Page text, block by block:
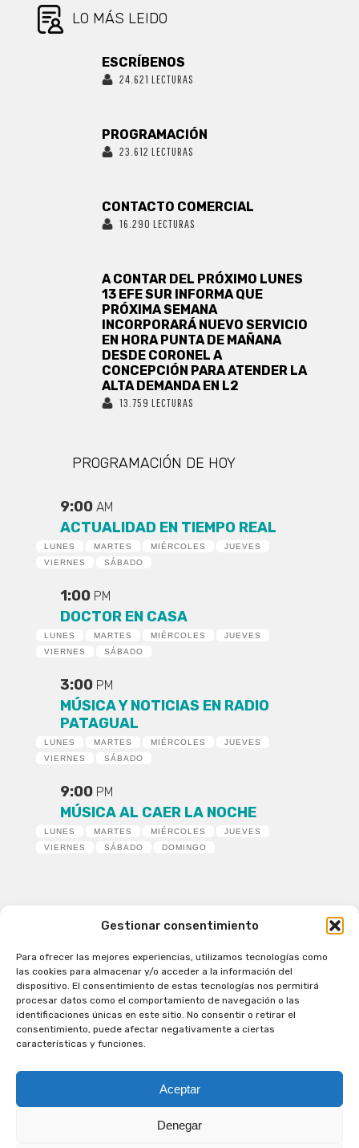
Gestionar consentimiento
Para ofrecer las mejores experiencias, utilizamos tecnologías como
las cookies para almacenar y/o acceder a la información del
dispositivo. El consentimiento de estas tecnologías nos permitirá
procesar datos como el comportamiento de navegación o las
identificaciones únicas en este sitio. No consentir o retirar el
consentimiento, puede afectar negativamente a ciertas
características y funciones.
Aceptar
Denegar
LO MÁS LEIDO
ESCRÍBENOS
24.621 LECTURAS
PROGRAMACIÓN
23.612 LECTURAS
CONTACTO COMERCIAL
16.290 LECTURAS
A CONTAR DEL PRÓXIMO LUNES
13 EFE SUR INFORMA QUE
PRÓXIMA SEMANA
INCORPORARÁ NUEVO SERVICIO
EN HORA PUNTA DE MAÑANA
DESDE CORONEL A
CONCEPCIÓN PARA ATENDER LA
ALTA DEMANDA EN L2
13.759 LECTURAS
PROGRAMACIÓN DE HOY
9:00 AM
ACTUALIDAD EN TIEMPO REAL
LUNES MARTES MIÉRCOLES
JUEVES
VIERNES
SÁBADO
1:00 PM
DOCTOR EN CASA
LUNES MARTES MIÉRCOLES
JUEVES
VIERNES
SÁBADO
3:00 PM
MÚSICA Y NOTICIAS EN RADIO
PATAGUAL
LUNES MARTES MIÉRCOLES
JUEVES
VIERNES
SÁBADO
9:00 PM
MÚSICA AL CAER LA NOCHE
LUNES MARTES MIÉRCOLES
JUEVES
VIERNES
SÁBADO DOMINGO
Patagual Radio Digital 2026 - Todos los derechos
reservados
la Radio de Verdad
Cobertura
Programación
Escríbenos